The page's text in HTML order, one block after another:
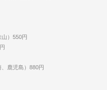
）550円
鹿児島）880円